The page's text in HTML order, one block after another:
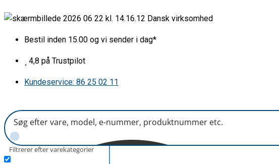
til
Dansk virksomhed
Bestil inden 15.00 og vi sender i dag*
4,8 på Trustpilot
Kundeservice: 86 25 02 11
Filtrerer efter varekategorier
540